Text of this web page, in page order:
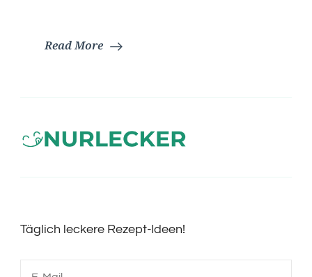
Read More
Täglich leckere Rezept-Ideen!